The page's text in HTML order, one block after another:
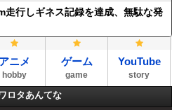
行しギネス記録を達成、無駄な発
アニメ
hobby
ゲーム
game
YouTube
story
ロタあんてな